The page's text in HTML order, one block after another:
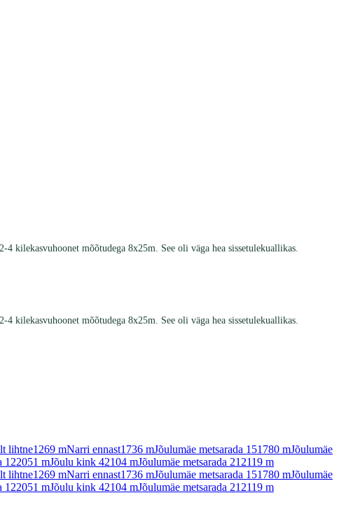
kilekasvuhoonet mõõtudega 8x25m. See oli väga hea sissetulekuallikas.
kilekasvuhoonet mõõtudega 8x25m. See oli väga hea sissetulekuallikas.
lihtne1269 mNarri ennast1736 mJõulumäe metsarada 151780 mJõulumäe
122051 mJõulu kink 42104 mJõulumäe metsarada 21 2119 m
lihtne1269 mNarri ennast1736 mJõulumäe metsarada 151780 mJõulumäe
122051 mJõulu kink 42104 mJõulumäe metsarada 21 2119 m